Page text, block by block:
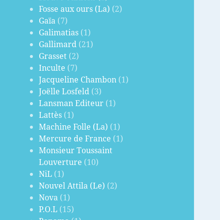
Fosse aux ours (La) (2)
Gaïa (7)
Galimatias (1)
Gallimard (21)
Grasset (2)
Inculte (7)
Jacqueline Chambon (1)
Joëlle Losfeld (3)
Lansman Editeur (1)
Lattès (1)
Machine Folle (La) (1)
Mercure de France (1)
Monsieur Toussaint
Louverture (10)
NiL (1)
Nouvel Attila (Le) (2)
Nova (1)
P.O.L (15)